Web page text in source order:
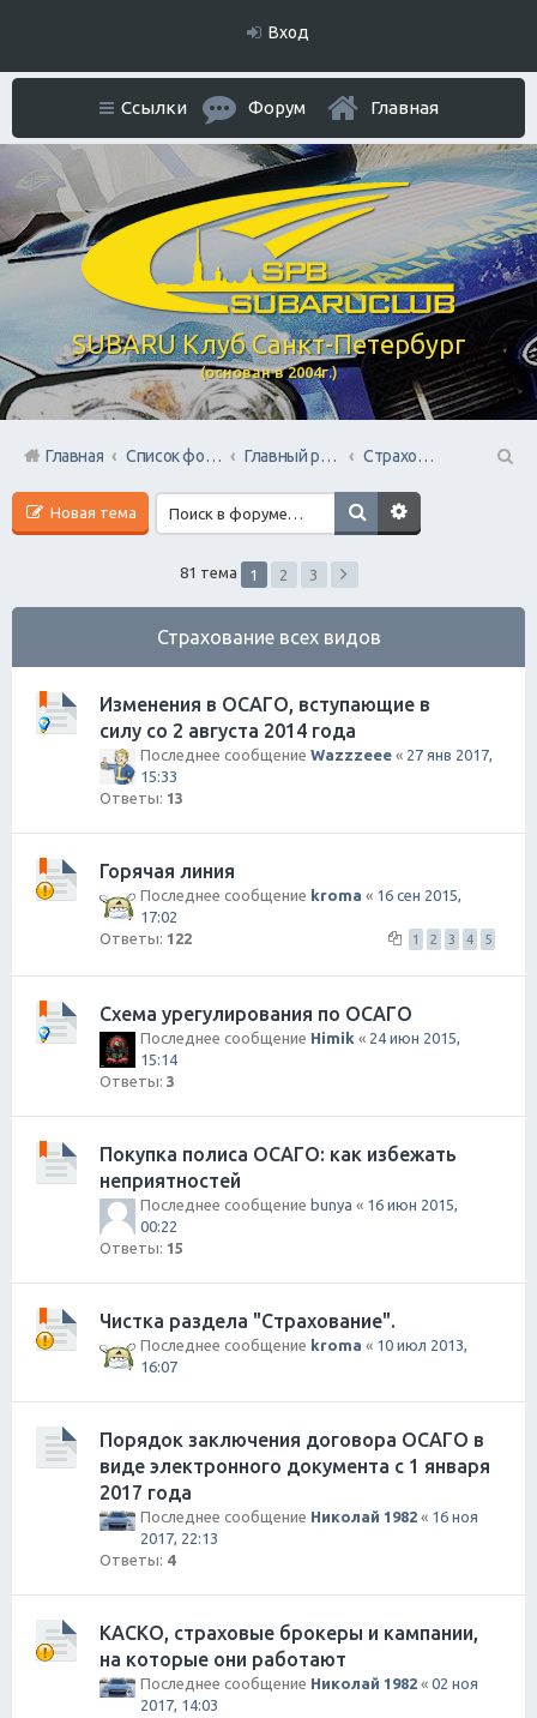
Вход
SUBARU Клуб Санкт-Петербург
(основан в 2004г.)
Ссылки Форум Главная
Главная Список форумов Главный раздел
Страхование всех видов
Новая тема
81 тема 1 2 3
Страхование всех видов
Изменения в ОСАГО, вступающие в
силу со 2 августа 2014 года
Последнее сообщение Wazzzeee « 27 янв 2017,
15:33
Ответы: 13
Горячая линия
Последнее сообщение kroma « 16 сен 2015,
17:02
Ответы: 122 1 2 3 4 5
Схема урегулирования по ОСАГО
Последнее сообщение Himik « 24 июн 2015,
15:14
Ответы: 3
Покупка полиса ОСАГО: как избежать
неприятностей
Последнее сообщение bunya « 16 июн 2015,
00:22
Ответы: 15
Чистка раздела "Страхование".
Последнее сообщение kroma « 10 июл 2013,
16:07
Порядок заключения договора ОСАГО в
виде электронного документа с 1 января
2017 года
Последнее сообщение Николай 1982 « 16 ноя
2017, 22:13
Ответы: 4
КАСКО, страховые брокеры и кампании,
на которые они работают
Последнее сообщение Николай 1982 « 02 ноя
2017, 14:03